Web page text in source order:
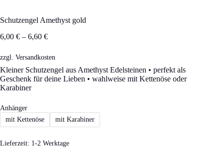
Schutzengel Amethyst gold
6,00 € – 6,60 €
zzgl. Versandkosten
Kleiner Schutzengel aus Amethyst Edelsteinen • perfekt als
Geschenk für deine Lieben • wahlweise mit Kettenöse oder
Karabiner
Anhänger
mit Kettenöse
mit Karabiner
Lieferzeit: 1-2 Werktage